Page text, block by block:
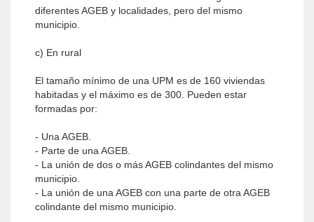
diferentes AGEB y localidades, pero del mismo
municipio.
c) En rural
El tamaño mínimo de una UPM es de 160 viviendas
habitadas y el máximo es de 300. Pueden estar
formadas por:
- Una AGEB.
- Parte de una AGEB.
- La unión de dos o más AGEB colindantes del mismo
municipio.
- La unión de una AGEB con una parte de otra AGEB
colindante del mismo municipio.